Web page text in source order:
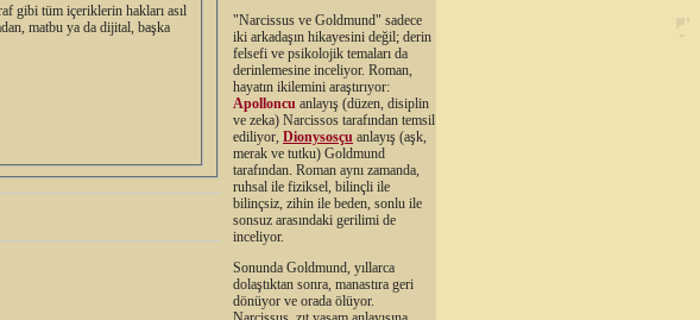
gibi tüm içeriklerin hakları asıl
matbu ya da dijital, başka
"Narcissus ve Goldmund" sadece
iki arkadaşın hikayesini değil; derin
felsefi ve psikolojik temaları da
derinlemesine inceliyor. Roman,
hayatın ikilemini araştırıyor:
Apolloncu anlayış (düzen, disiplin
ve zeka) Narcissos tarafından temsil
ediliyor, Dionysosçu anlayış (aşk,
merak ve tutku) Goldmund
tarafından. Roman aynı zamanda,
ruhsal ile fiziksel, bilinçli ile
bilinçsiz, zihin ile beden, sonlu ile
sonsuz arasındaki gerilimi de
inceliyor.
Sonunda Goldmund, yıllarca
dolaştıktan sonra, manastıra geri
dönüyor ve orada ölüyor.